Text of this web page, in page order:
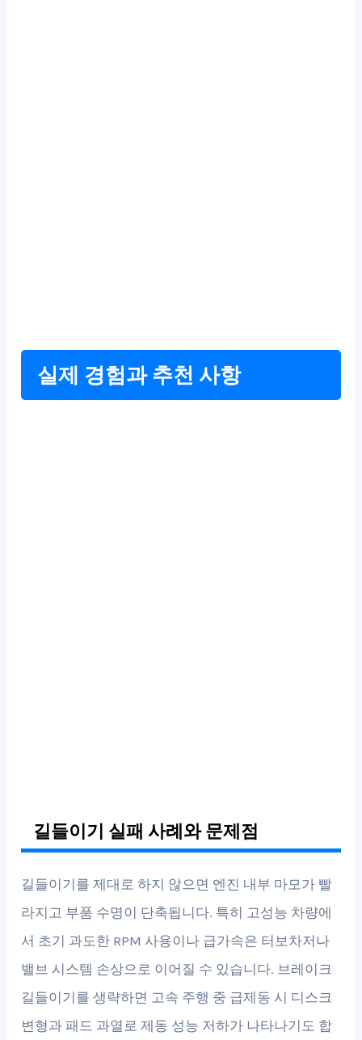
실제 경험과 추천 사항
길들이기 실패 사례와 문제점
길들이기를 제대로 하지 않으면 엔진 내부 마모가 빨
라지고 부품 수명이 단축됩니다. 특히 고성능 차량에
서 초기 과도한 RPM 사용이나 급가속은 터보차저나
밸브 시스템 손상으로 이어질 수 있습니다. 브레이크
길들이기를 생략하면 고속 주행 중 급제동 시 디스크
변형과 패드 과열로 제동 성능 저하가 나타나기도 합